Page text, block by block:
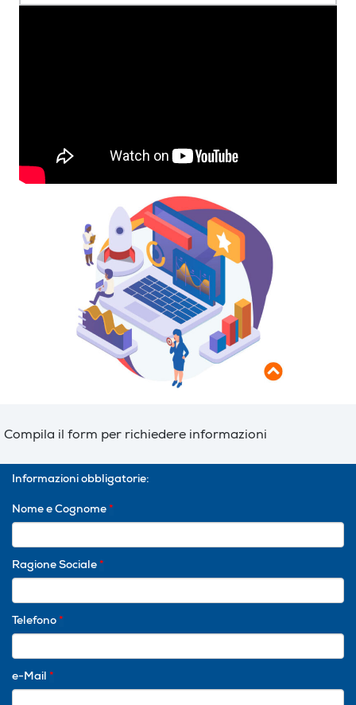
Compila il form per richiedere informazioni
Informazioni obbligatorie:
Nome e Cognome *
Ragione Sociale *
Telefono *
e-Mail *